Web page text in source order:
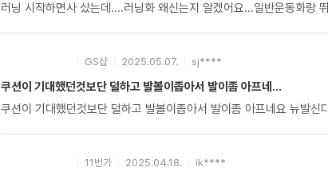
러닝 시작하면사 샀는데....러닝화 왜신는지 알겠어요...일반운동화랑
GS샵 2025.05.07. sj****
쿠션이 기대했던것보단 덜하고 발볼이좁아서 발이좀 아프네...
쿠션이 기대했던것보단 덜하고 발볼이좁아서 발이좀 아프네요 뉴발신
11번가 2025.04.18. ik****